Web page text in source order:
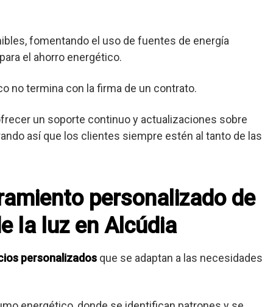
fomentando el uso de fuentes de energía
el ahorro energético.
no termina con la firma de un contrato.
un soporte continuo y actualizaciones sobre
así que los clientes siempre estén al tanto de las
personalizado de
la luz en Alcúdia
personalizados que se adaptan a las necesidades